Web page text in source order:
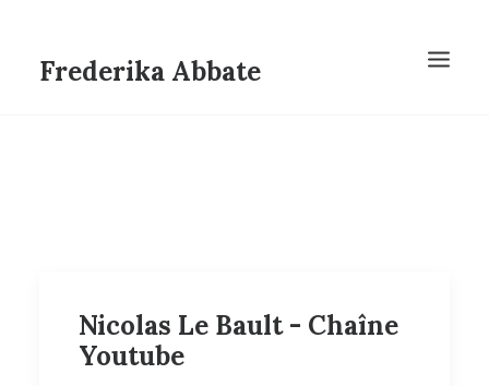
Frederika Abbate
Nicolas Le Bault - Chaîne
Youtube